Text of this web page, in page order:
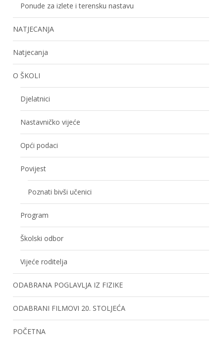
Ponude za izlete i terensku nastavu
NATJECANJA
Natjecanja
O ŠKOLI
Djelatnici
Nastavničko vijeće
Opći podaci
Povijest
Poznati bivši učenici
Program
Školski odbor
Vijeće roditelja
ODABRANA POGLAVLJA IZ FIZIKE
ODABRANI FILMOVI 20. STOLJEĆA
POČETNA